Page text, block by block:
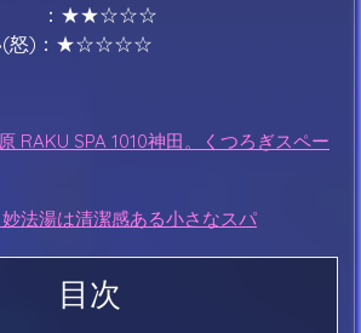
い ：★★☆☆☆
(怒)：★☆☆☆☆
RAKU SPA 1010神田。くつろぎスペー
法湯は清潔感ある小さなスパ
目次